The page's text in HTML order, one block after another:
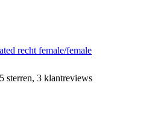
recht female/female
sterren, 3 klantreviews